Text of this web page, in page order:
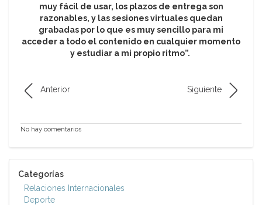
muy fácil de usar, los plazos de entrega son
razonables, y las sesiones virtuales quedan
grabadas por lo que es muy sencillo para mi
acceder a todo el contenido en cualquier momento
y estudiar a mi propio ritmo”.
Anterior Siguiente
No hay comentarios
Categorías
Relaciones Internacionales
Deporte